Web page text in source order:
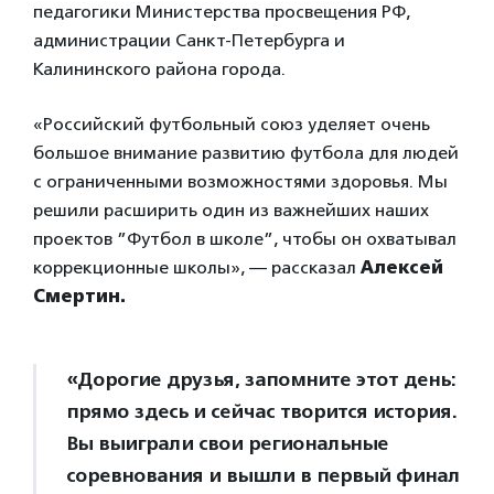
педагогики Министерства просвещения РФ,
администрации Санкт-Петербурга и
Калининского района города.
«Российский футбольный союз уделяет очень
большое внимание развитию футбола для людей
с ограниченными возможностями здоровья. Мы
решили расширить один из важнейших наших
проектов ”Футбол в школе”, чтобы он охватывал
коррекционные школы», — рассказал Алексей
Смертин.
«Дорогие друзья, запомните этот день:
прямо здесь и сейчас творится история.
Вы выиграли свои региональные
соревнования и вышли в первый финал